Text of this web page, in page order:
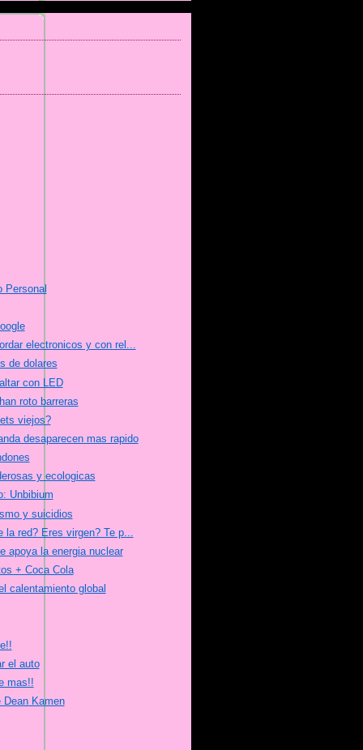
Personal
electronicos y con rel...
de dolares
con LED
roto barreras
viejos?
desaparecen mas rapido
y ecologicas
Unbibium
y suicidios
red? Eres virgen? Te p...
apoya la energia nuclear
+ Coca Cola
calentamiento global
el auto
mas!!
Dean Kamen